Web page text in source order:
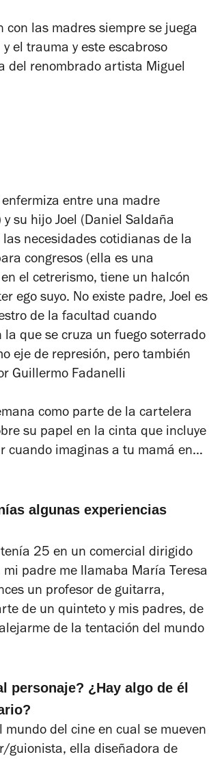
con las madres siempre se juega
el trauma y este escabroso
del renombrado artista Miguel
entre una madre
su hijo Joel (Daniel Saldaña
necesidades cotidianas de la
congresos (ella es una
el cetrerismo, tiene un halcón
ego suyo. No existe padre, Joel es
de la facultad cuando
que se cruza un fuego soterrado
eje de represión, pero también
Guillermo Fadanelli
como parte de la cartelera
su papel en la cinta que incluye
cuando imaginas a tu mamá en…
algunas experiencias
25 en un comercial dirigido
mi padre me llamaba María Teresa
un profesor de guitarra,
de un quinteto y mis padres, de
de la tentación del mundo
personaje? ¿Hay algo de él
del cine en cual se mueven
guionista, ella diseñadora de